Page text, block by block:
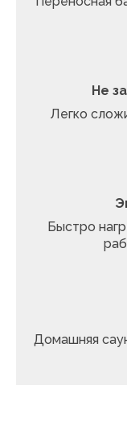
Не
Легко
Быстро
Домашняя